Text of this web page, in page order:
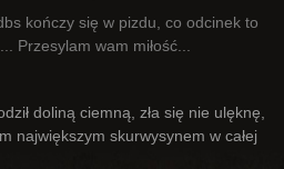
kończy się w pizdu, co odcinek to
Przesylam wam miłość...
doliną ciemną, zła się nie ulęknę,
największym skurwysynem w całej